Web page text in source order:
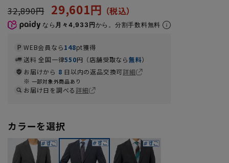
32,890円
29,601円
なら 月々4,933円から。分割手数料無料
WEB会員なら148pt獲得
送料 全国一律550円（店舗受取なら無料）
お届けから 8 日以内の返品交換可詳細
一部対象外商品あり
お届け日を調べる詳細
カラーを選択